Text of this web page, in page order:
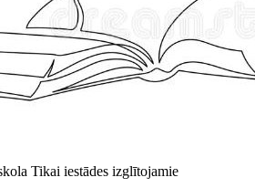
Tikai iestādes izglītojamie